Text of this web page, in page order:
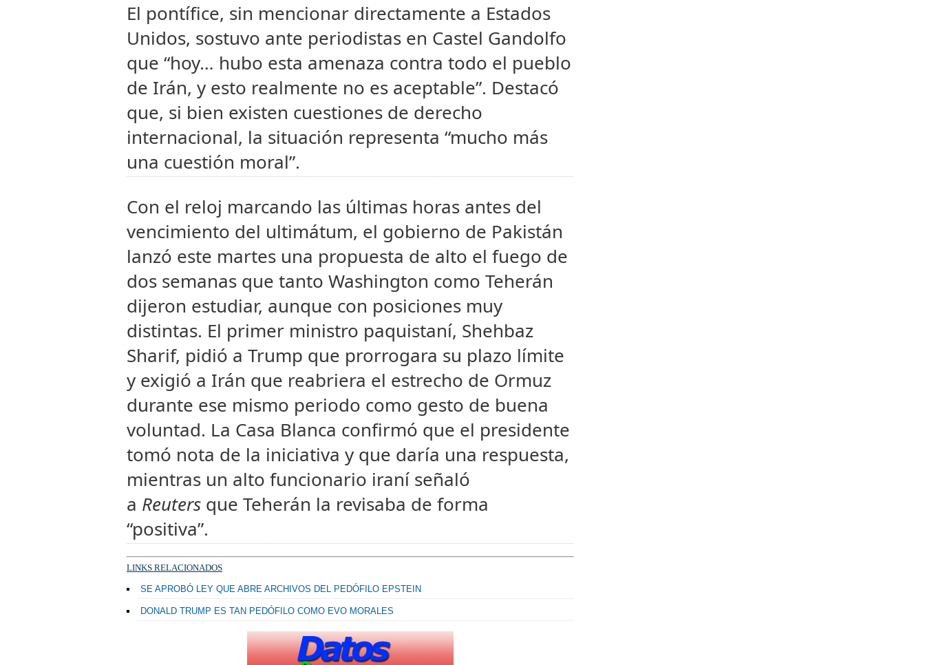
El pontífice, sin mencionar directamente a Estados
Unidos, sostuvo ante periodistas en Castel Gandolfo
que “hoy… hubo esta amenaza contra todo el pueblo
de Irán, y esto realmente no es aceptable”. Destacó
que, si bien existen cuestiones de derecho
internacional, la situación representa “mucho más
una cuestión moral”.
Con el reloj marcando las últimas horas antes del
vencimiento del ultimátum, el gobierno de Pakistán
lanzó este martes una propuesta de alto el fuego de
dos semanas que tanto Washington como Teherán
dijeron estudiar, aunque con posiciones muy
distintas. El primer ministro paquistaní, Shehbaz
Sharif, pidió a Trump que prorrogara su plazo límite
y exigió a Irán que reabriera el estrecho de Ormuz
durante ese mismo periodo como gesto de buena
voluntad. La Casa Blanca confirmó que el presidente
tomó nota de la iniciativa y que daría una respuesta,
mientras un alto funcionario iraní señaló
a Reuters que Teherán la revisaba de forma
“positiva”.
LINKS RELACIONADOS
SE APROBÓ LEY QUE ABRE ARCHIVOS DEL PEDÓFILO EPSTEIN
DONALD TRUMP ES TAN PEDÓFILO COMO EVO MORALES